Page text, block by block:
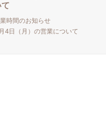
時間のお知らせ
4日（月）の営業について